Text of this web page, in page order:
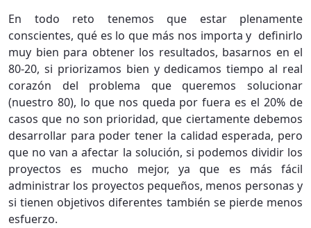
En todo reto tenemos que estar plenamente
conscientes, qué es lo que más nos importa y definirlo
muy bien para obtener los resultados, basarnos en el
80-20, si priorizamos bien y dedicamos tiempo al real
corazón del problema que queremos solucionar
(nuestro 80), lo que nos queda por fuera es el 20% de
casos que no son prioridad, que ciertamente debemos
desarrollar para poder tener la calidad esperada, pero
que no van a afectar la solución, si podemos dividir los
proyectos es mucho mejor, ya que es más fácil
administrar los proyectos pequeños, menos personas y
si tienen objetivos diferentes también se pierde menos
esfuerzo.